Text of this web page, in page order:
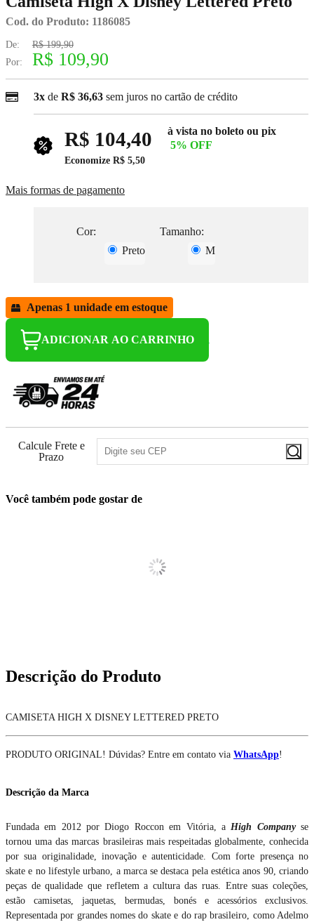
Cod. do Produto: 1186085
De:
R$ 199,90
Por:
R$ 109,90
3x de R$ 36,63 sem juros no cartão de crédito
R$ 104,40
à vista no boleto ou pix
5% OFF
Economize R$ 5,50
Mais formas de pagamento
Cor:
Preto
Tamanho:
M
Apenas 1 unidade em estoque
ADICIONAR AO CARRINHO
Calcule Frete e
Prazo
Você também pode gostar de
Descrição do Produto
CAMISETA HIGH X DISNEY LETTERED PRETO
PRODUTO ORIGINAL! Dúvidas? Entre em contato via WhatsApp!
Descrição da Marca
Fundada em 2012 por Diogo Roccon em Vitória, aHigh Companyse
tornou uma das marcas brasileiras mais respeitadas globalmente, conhecida
por sua originalidade, inovação e autenticidade. Com forte presença no
skate e no lifestyle urbano, a marca se destaca pela estética anos 90, criando
peças de qualidade que refletem a cultura das ruas. Entre suas coleções,
estão camisetas, jaquetas, bermudas, bonés e acessórios exclusivos.
Representada por grandes nomes do skate e do rap brasileiro, como Adelmo